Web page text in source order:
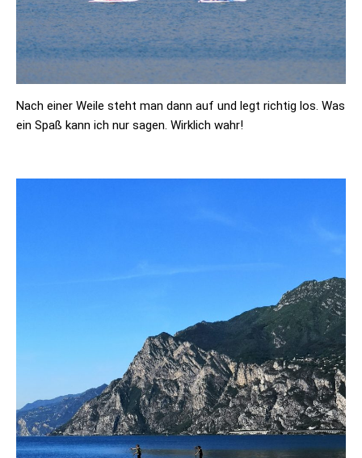
Nach einer Weile steht man dann auf und legt richtig los. Was
ein Spaß kann ich nur sagen. Wirklich wahr!